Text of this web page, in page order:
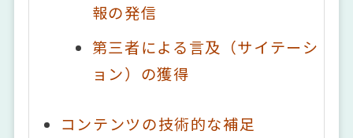
報の発信
第三者による言及（サイテーシ
ョン）の獲得
コンテンツの技術的な補足